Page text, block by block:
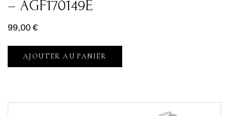
– AGF170149E
99,00€
AJOUTER AU PANIER